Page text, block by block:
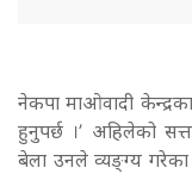
नेकपा माओवादी
हुनुपर्छ ।’ अहिलेको
बेला उनले व्यङ्ग्य गरेका